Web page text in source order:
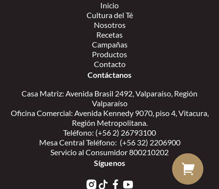
Inicio
Cultura del Té
Nosotros
Recetas
Campañas
Productos
Contacto
Contáctanos
Casa Matriz: Avenida Brasil 2492, Valparaíso, Región
Valparaíso
Oficina Comercial: Avenida Kennedy 9070, piso 4, Vitacura,
Región Metropolitana.
Teléfono: (+56 2) 26793100
Mesa Central Teléfono: (+56 32) 2206900
Servicio al Consumidor 800210202
Síguenos